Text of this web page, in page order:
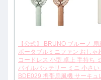
【公式】 BRUNO ブルーノ
ポータブルミニファン おしゃ
コードレス 小型 卓上 手持ち
バイルバッテリー ミニ 小さい
BDE029 携帯扇風機 サーキュ